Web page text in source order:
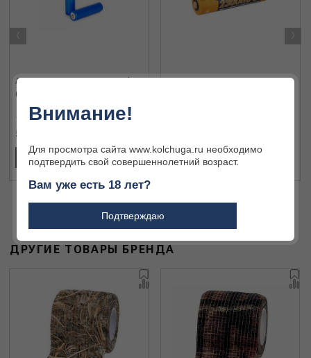
Аккумулятор 18650 2600mAh
(Megatorch)
500 ₽
В КОРЗИНУ В КОРЗИНУ
‹ ›
ДРУГИЕ ТОВАРЫ БРЕНДА
Внимание!
Для просмотра сайта www.kolchuga.ru необходимо
подтвердить свой совершеннолетний возраст.
Вам уже есть 18 лет?
Подтверждаю